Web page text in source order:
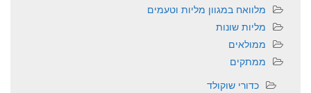
מלוואח במגוון מליות וטעמים
מליות שונות
ממולאים
ממתקים
כדורי שוקולד